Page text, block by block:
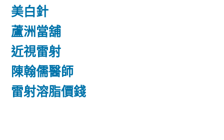
美白針
蘆洲當舖
近視雷射
陳翰儒醫師
雷射溶脂價錢